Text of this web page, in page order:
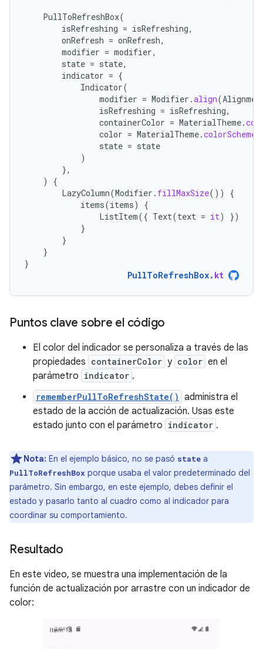
PullToRefreshBox(
isRefreshing = isRefreshing,
onRefresh = onRefresh,
modifier = modifier,
state = state,
indicator = {
Indicator(
modifier = Modifier .align(
isRefreshing = isRefreshing,
containerColor = MaterialTheme.
color = MaterialTheme.colorScheme
state = state
)
},
)
{
LazyColumn(Modifier . fillMaxSize())
{
items(items)
{
ListItem({ Text(text = it)
})
}
}
}
}
PullToRefreshBox. kt
Puntos clave sobre el código
El color del indicador se personaliza a través de las
propiedades containerColor y color en el
parámetro indicator .
rememberPullToRefreshState() administra el
estado de la acción de actualización. Usas este
estado junto con el parámetro indicator .
Nota: En el ejemplo básico, no se pasó state a
PullToRefreshBox porque usaba el valor predeterminado del
parámetro. Sin embargo, en este ejemplo, debes definir el
estado y pasarlo tanto al cuadro como al indicador para
coordinar su comportamiento.
Resultado
En este video, se muestra una implementación de la
función de actualización por arrastre con un indicador de
color: